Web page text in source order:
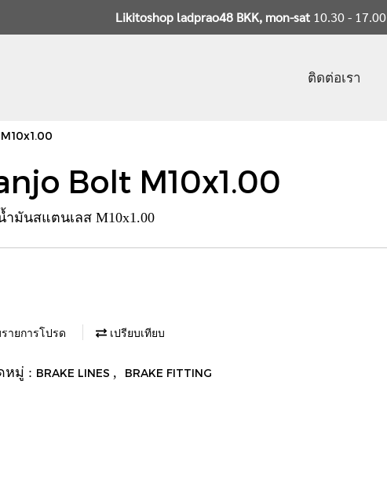
Likitoshop ladprao48 BKK, mon-sat 10.30 - 17.00
ติดต่อเรา
Bolt M10x1.00
มันสแตนเลส M10x1.00
รายการโปรด เปรียบเทียบ
หมู่ : BRAKE LINES , BRAKE FITTING